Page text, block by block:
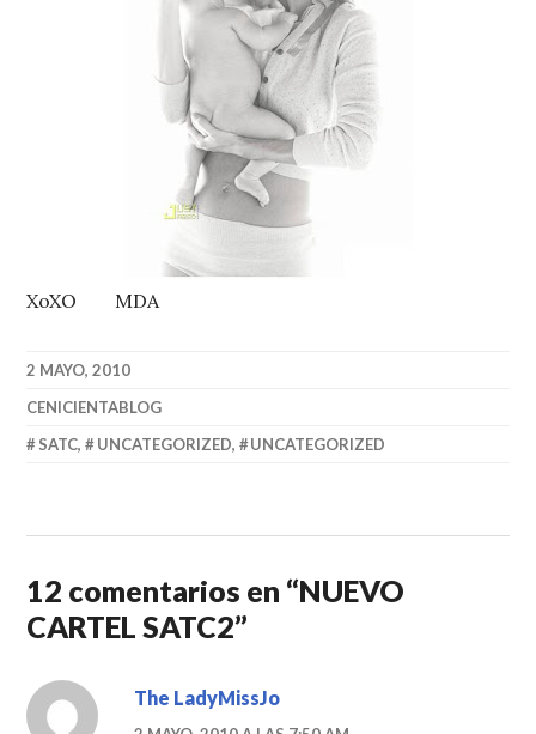
XoXO MDA
2 MAYO, 2010
CENICIENTABLOG
SATC, UNCATEGORIZED, UNCATEGORIZED
12 comentarios en “NUEVO
CARTEL SATC2”
The LadyMissJo